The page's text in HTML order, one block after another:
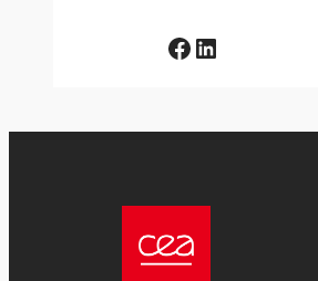
Facebook LinkedIn